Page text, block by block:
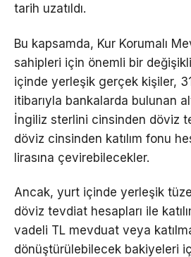
tarih uzatıldı.
Bu kapsamda, Kur Korumalı
sahipleri için önemli bir
içinde yerleşik gerçek kişiler,
itibarıyla bankalarda bulunan
İngiliz sterlini cinsinden döviz
döviz cinsinden katılım fonu
lirasına çevirebilecekler.
Ancak, yurt içinde yerleşik
döviz tevdiat hesapları ile
vadeli TL mevduat veya
dönüştürülebilecek bakiyeleri